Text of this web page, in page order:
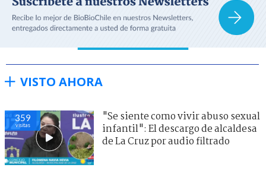
VISTO AHORA
359
visitas
"Se siente como vivir abuso sexual
infantil": El descargo de alcaldesa
de La Cruz por audio filtrado